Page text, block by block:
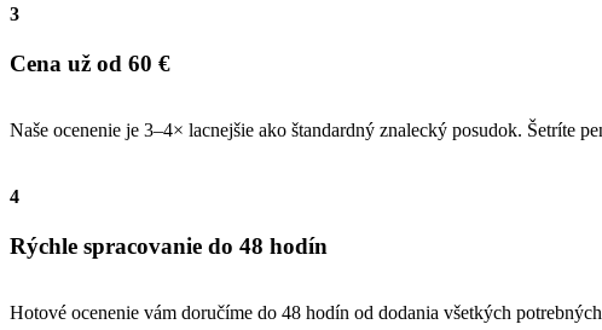
3
Cena už od 60 €
Naše ocenenie je 3–4× lacnejšie ako štandardný znalecký posudok. Šetríte
4
Rýchle spracovanie do 48 hodín
Hotové ocenenie vám doručíme do 48 hodín od dodania všetkých